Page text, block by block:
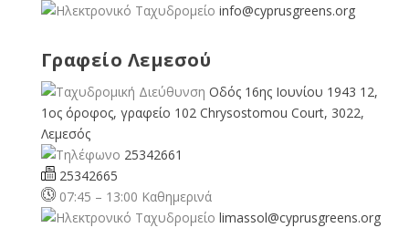
info@cyprusgreens.org
Γραφείο Λεμεσού
Οδός 16ης Ιουνίου 1943 12,
1ος όροφος, γραφείο 102 Chrysostomou Court, 3022,
Λεμεσός
25342661
25342665
07:45 – 13:00 Καθημερινά
limassol@cyprusgreens.org